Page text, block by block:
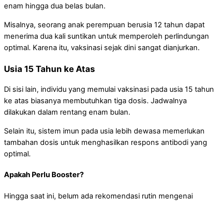
enam hingga dua belas bulan.
Misalnya, seorang anak perempuan berusia 12 tahun dapat
menerima dua kali suntikan untuk memperoleh perlindungan
optimal. Karena itu, vaksinasi sejak dini sangat dianjurkan.
Usia 15 Tahun ke Atas
Di sisi lain, individu yang memulai vaksinasi pada usia 15 tahun
ke atas biasanya membutuhkan tiga dosis. Jadwalnya
dilakukan dalam rentang enam bulan.
Selain itu, sistem imun pada usia lebih dewasa memerlukan
tambahan dosis untuk menghasilkan respons antibodi yang
optimal.
Apakah Perlu Booster?
Hingga saat ini, belum ada rekomendasi rutin mengenai